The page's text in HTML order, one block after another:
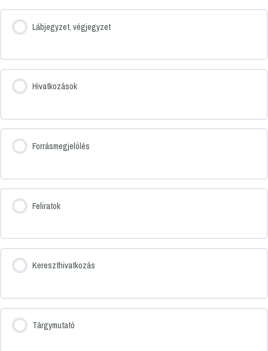
Lábjegyzet, végjegyzet
Hivatkozások
Forrásmegjelölés
Feliratok
Kereszthivatkozás
Tárgymutató